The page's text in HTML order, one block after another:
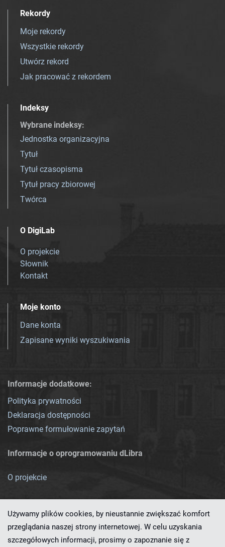
Rekordy
Moje rekordy
Wszystkie rekordy
Utwórz rekord
Jak pracować z rekordem
Indeksy
Wybrane indeksy:
Jednostka organizacyjna
Tytuł
Tytuł czasopisma
Tytuł pracy zbiorowej
Twórca
O DigiLab
O projekcie
Słownik
Kontakt
Moje konto
Dane konta
Zapisane wyniki wyszukiwania
Informacje dodatkowe:
Polityka prywatności
Deklaracja dostępności
Poprawne formułowanie zapytań
Informacje o oprogramowaniu dLibra
O projekcie
Używamy plików cookies, by nieustannie zwiększać komfort
przeglądania naszej strony internetowej. W celu uzyskania
szczegółowych informacji, prosimy o zapoznanie się z